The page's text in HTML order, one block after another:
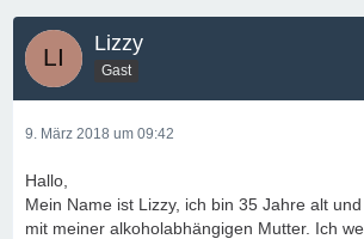
Lizzy
Gast
9. März 2018 um 09:42
Hallo,
Mein Name ist Lizzy, ich bin 35 Jahre alt
mit meiner alkoholabhängigen Mutter. Ich